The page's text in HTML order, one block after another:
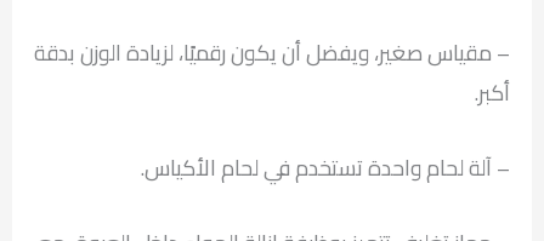
– مقياس صغير، ويفضل أن يكون رقميًا، لزيادة الوزن بدقة
أكبر.
– آلة لحام واحدة تستخدم في لحام الأكياس.